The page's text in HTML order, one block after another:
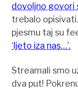
dovoljno govori
trebalo
pjesmu taj su
‘ljeto iza nas…’.
Streamali smo
dva put!